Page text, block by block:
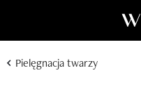
Pielęgnacja twarzy